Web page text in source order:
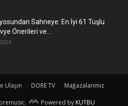
Sahneye: En İyi 61 Tuşlu
Önerileri ve...
Ulaşın DORE TV Mağazalarımız
Powered by KUTBU